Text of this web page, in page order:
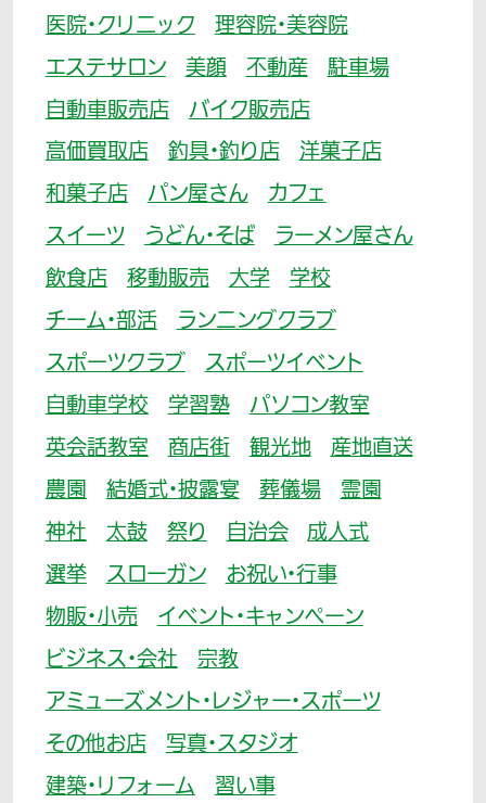
医院・クリニック
理容院・美容院
エステサロン
美顔 不動産
駐車場
自動車販売店
バイク販売店
高価買取店
釣具・釣り店
洋菓子店
和菓子店
パン屋さん
カフェ
スイーツ
うどん・そば
ラーメン屋さん
飲食店
移動販売 大学
学校
チーム・部活
ランニングクラブ
スポーツクラブ
スポーツイベント
自動車学校
学習塾
パソコン教室
英会話教室
商店街 観光地
産地直送
農園
結婚式・披露宴 葬儀場
霊園
神社
太鼓 祭り 自治会
成人式
選挙
スローガン
お祝い・行事
物販・小売
イベント・キャンペーン
ビジネス・会社
宗教
アミューズメント・レジャー・スポーツ
その他お店
写真・スタジオ
建築・リフォーム
習い事